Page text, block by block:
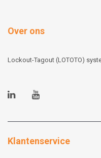
Over ons
Lockout-Tagout (LOTOTO)
Klantenservice